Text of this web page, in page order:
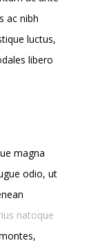
ac nibh
luctus,
libero
magna
odio, ut
natoque